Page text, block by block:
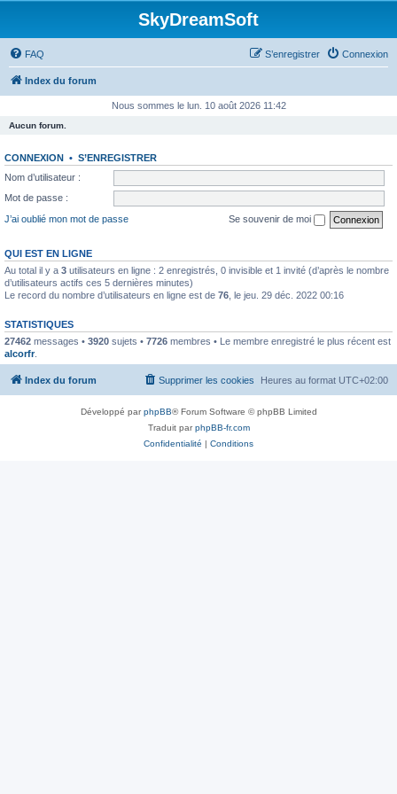
SkyDreamSoft
FAQ Connexion
S’enregistrer
Index du forum
Nous sommes le lun. 10 août 2026 11:42
Aucun forum.
CONNEXION • S’ENREGISTRER
Nom d’utilisateur :
Mot de passe :
J’ai oublié mon mot de passe
Se souvenir de moi
QUI EST EN LIGNE
Au total il y a 3 utilisateurs en ligne : 2 enregistrés, 0 invisible et 1 invité (d’après le nombre
d’utilisateurs actifs ces 5 dernières minutes)
Le record du nombre d’utilisateurs en ligne est de 76 , le jeu. 29 déc. 2022 00:16
STATISTIQUES
27462 messages • 3920 sujets • 7726 membres • Le membre enregistré le plus récent est
alcorfr.
Index du forum Heures au format UTC+02:00
Supprimer les cookies
Développé parphpBB® Forum Software © phpBB Limited
Traduit parphpBB-fr.com
Confidentialité | Conditions